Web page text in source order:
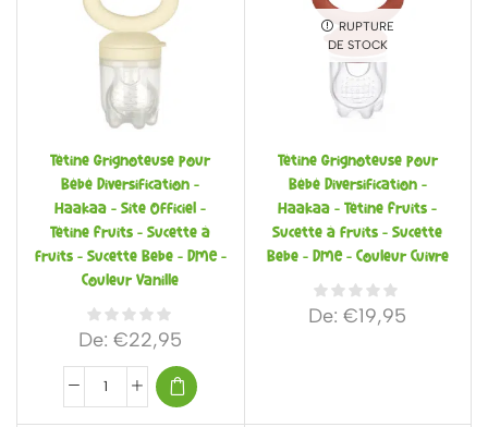
Tétine Grignoteuse pour
Bébé Diversification –
Haakaa – Site Officiel –
Tétine Fruits – Sucette à
fruits – Sucette Bebe – DME –
Couleur Vanille
De:€22,95
RUPTURE
DE STOCK
Tétine Grignoteuse pour
Bébé Diversification –
Haakaa – Tétine Fruits –
Sucette à fruits – Sucette
Bebe – DME – Couleur Cuivre
De:€19,95